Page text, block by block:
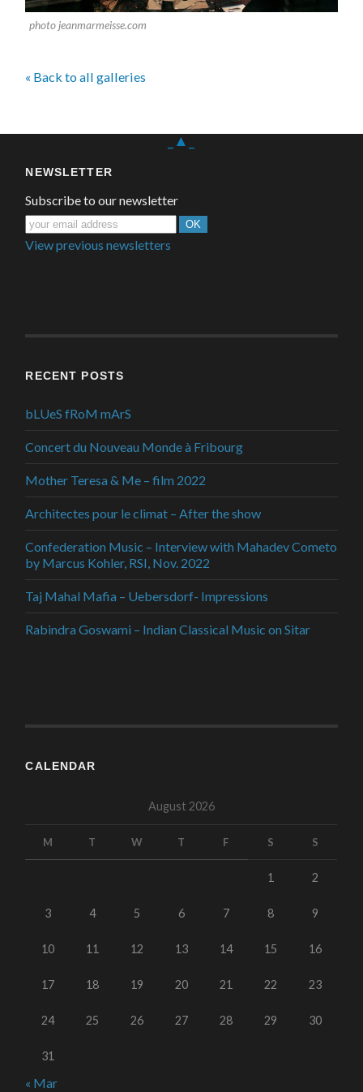
photo jeanmarmeisse.com
« Back to all galleries
_▲_
NEWSLETTER
Subscribe to our newsletter
View previous newsletters
RECENT POSTS
bLUeS fRoM mArS
Concert du Nouveau Monde à Fribourg
Mother Teresa & Me – film 2022
Architectes pour le climat – After the show
Confederation Music – Interview with Mahadev Cometo
by Marcus Kohler, RSI, Nov. 2022
Taj Mahal Mafia – Uebersdorf- Impressions
Rabindra Goswami – Indian Classical Music on Sitar
CALENDAR
August 2026
M T W T F S S
1 2
3 4 5 6 7 8 9
10 11 12 13 14 15 16
17 18 19 20 21 22 23
24 25 26 27 28 29 30
31
« Mar